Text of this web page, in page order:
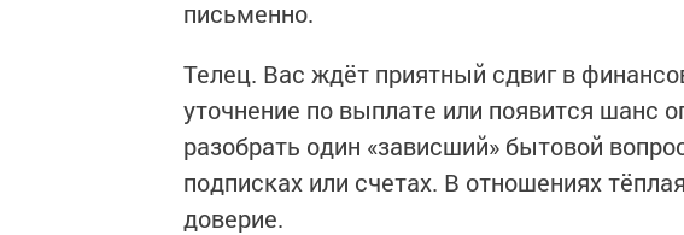
письменно.
Телец. Вас ждёт приятный сдвиг в
уточнение по выплате или появится шанс
разобрать один «зависший» бытовой
подписках или счетах. В отношениях
доверие.